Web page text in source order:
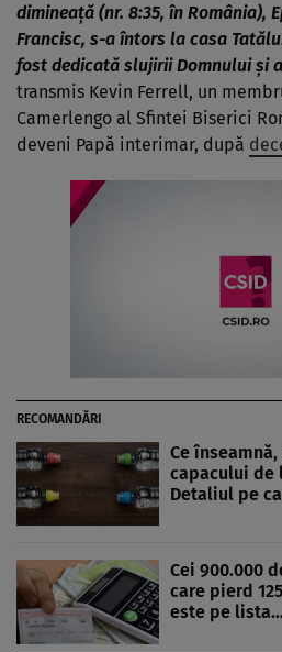
dimineață (nr. 8:35, în România),
Francisc, s-a întors la casa
fost dedicată slujirii Domnului și
transmis Kevin Ferrell, un
Camerlengo al Sfintei Biserici
deveni Papă interimar, după
RECOMANDĂRI
Ce
capacului de
Detaliul pe
Cei 900.000
care pierd
este pe lista…